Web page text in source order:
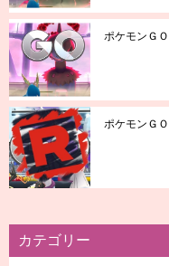
ポケモンＧ
ポケモンＧ
カテゴリー